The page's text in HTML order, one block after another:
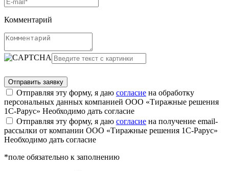
Комментарий
Отправляя эту форму, я даю согласие на обработку
персональных данных компанией ООО «Тиражные решения
1С-Рарус» Необходимо дать согласие
Отправляя эту форму, я даю согласие на получение email-
рассылки от компании ООО «Тиражные решения 1С-Рарус»
Необходимо дать согласие
*поле обязательно к заполнению